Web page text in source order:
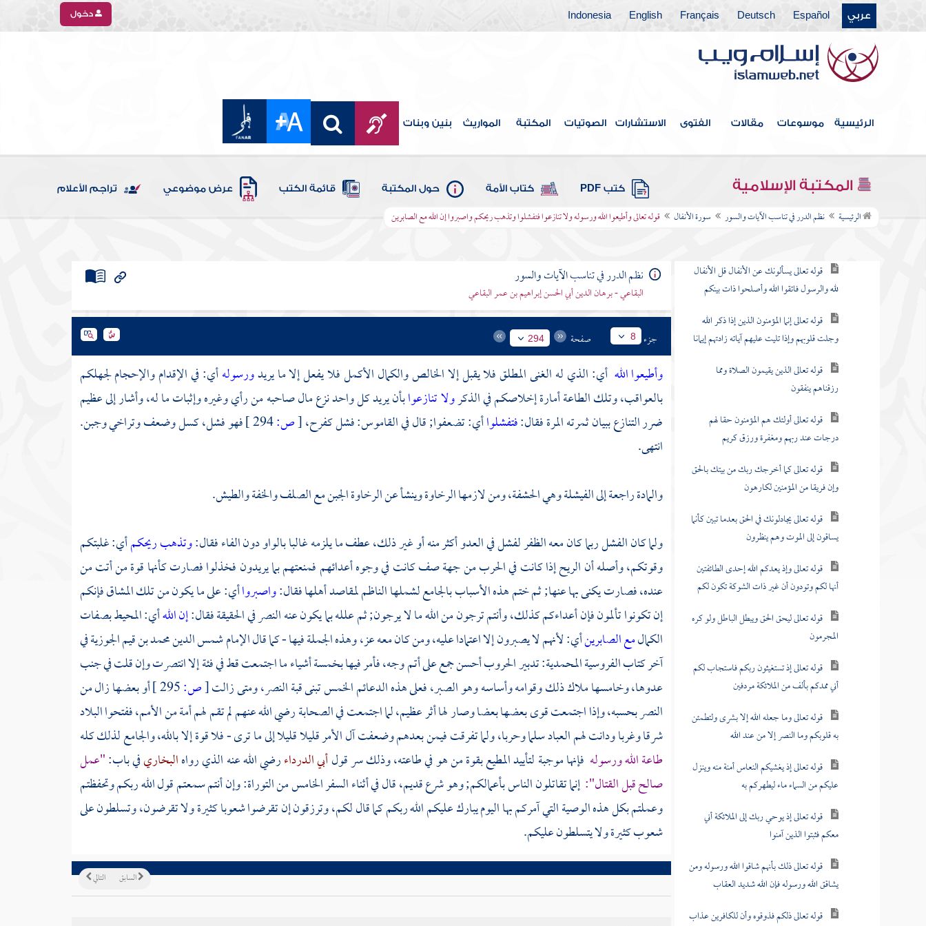
عربي Español
Deutsch
Français
English
Indonesia دخول
الرئيسية موسوعات مقالات الفتوى الاستشارات الصوتيات المكتبة المواريث بنين وبنات
المكتبة الإسلامية كتب PDF كتاب الأمة حول المكتبة قائمة الكتب عرض موضوعي تراجم الأعلام
الرئيسية نظم الدرر في تناسب الآيات والسور سورة الأنفال قوله تعالى وأطيعوا الله ورسوله ولا تنازعوا فتفشلوا وتذهب ريحكم واصبروا إن الله مع الصابرين
سورة البقرة
سورة آل عمران
سورة النساء
سورة " المائدة
سورة الأنعام
سورة الأعراف
سورة الأنفال
قوله تعالى يسألونك عن الأنفال قل الأنفال
لله والرسول فاتقوا الله وأصلحوا ذات بينكم
قوله تعالى إنما المؤمنون الذين إذا ذكر الله
وجلت قلوبهم وإذا تليت عليهم آياته زادتهم إيمانا
قوله تعالى الذين يقيمون الصلاة ومما
رزقناهم ينفقون
قوله تعالى أولئك هم المؤمنون حقا لهم
درجات عند ربهم ومغفرة ورزق كريم
قوله تعالى كما أخرجك ربك من بيتك بالحق
وإن فريقا من المؤمنين لكارهون
قوله تعالى يجادلونك في الحق بعدما تبين كأنما
يساقون إلى الموت وهم ينظرون
قوله تعالى وإذ يعدكم الله إحدى الطائفتين
أنها لكم وتودون أن غير ذات الشوكة تكون لكم
قوله تعالى ليحق الحق ويبطل الباطل ولو كره
المجرمون
قوله تعالى إذ تستغيثون ربكم فاستجاب لكم
أني ممدكم بألف من الملائكة مردفين
قوله تعالى وما جعله الله إلا بشرى ولتطمئن
به قلوبكم وما النصر إلا من عند الله
قوله تعالى إذ يغشيكم النعاس أمنة منه وينزل
عليكم من السماء ماء ليطهركم به
قوله تعالى إذ يوحي ربك إلى الملائكة أني
معكم فثبتوا الذين آمنوا
قوله تعالى ذلك بأنهم شاقوا الله ورسوله ومن
يشاقق الله ورسوله فإن الله شديد العقاب
قوله تعالى ذلكم فذوقوه وأن للكافرين عذاب
نظم الدرر في تناسب الآيات والسور
البقاعي - برهان الدين أبي الحسن إبراهيم بن عمر البقاعي
جزء 8 صفحة 294
وأطيعوا الله أي: الذي له الغنى المطلق فلا يقبل إلا الخالص والكمال الأكمل فلا يفعل إلا ما يريدورسولهأي: في الإقدام والإحجام لجهلكم
بالعواقب، وتلك الطاعة أمارة إخلاصكم في الذكرولا تنازعوابأن يريد كل واحد نزع مال صاحبه من رأي وغيره وإثبات ما له، وأشار إلى عظيم
ضرر التنازع ببيان ثمرته المرة فقال:فتفشلواأي: تضعفوا; قال في القاموس: فشل كفرح،[ص:
فهو فشل، كسل وضعف وتراخي وجبن.
انتهى.
والمادة راجعة إلى الفيشلة وهي الحشفة، ومن لازمها الرخاوة وينشأ عن الرخاوة الجبن مع الصلف والخفة والطيش.
ولما كان الفشل ربما كان معه الظفر لفشل في العدو أكثر منه أو غير ذلك، عطف ما يلزمه غالبا بالواو دون الفاء فقال:وتذهب ريحكمأي: غلبتكم
وقوتكم، وأصله أن الريح إذا كانت في الحرب من جهة صف كانت في وجوه أعدائهم فمنعتهم بما يريدون فخذلوا فصارت كأنها قوة من أتت من
عنده، فصارت يكنى بها عنها; ثم ختم هذه الأسباب بالجامع لشملها الناظم لمقاصد أهلها فقال:واصبرواأي: على ما يكون من تلك المشاق فإنكم
إن تكونوا تألمون فإن أعداءكم كذلك، وأنتم ترجون من الله ما لا يرجون; ثم علله بما يكون عنه النصر في الحقيقة فقال:إن اللهأي: المحيط بصفات
الكمالمع الصابرينأي: لأنهم لا يصبرون إلا اعتمادا عليه، ومن كان معه عز، وهذه الجملة فيها - كما قالالإمام شمس الدين محمد بن قيم الجوزيةفي
آخر كتاب الفروسية المحمدية: تدبير الحروب أحسن جمع على أتم وجه، فأمر فيها بخمسة أشياء ما اجتمعت قط في فئة إلا انتصرت وإن قلت في جنب
عدوها، وخامسها ملاك ذلك وقوامه وأساسه وهو الصبر، فعلى هذه الدعائم الخمس تبنى قبة النصر، ومتى زالت[ص:
أو بعضها زال من
النصر بحسبه، وإذا اجتمعت قوى بعضها بعضا وصار لها أثر عظيم، لما اجتمعت في الصحابة رضي الله عنهم لم تقم لهم أمة من الأمم، ففتحوا البلاد
شرقا وغربا ودانت لهم العباد سلما وحربا، ولما تفرقت فيمن بعدهم وضعفت آل الأمر قليلا قليلا إلى ما ترى - فلا قوة إلا بالله، والجامع لذلك كله
طاعة الله ورسوله فإنها موجبة لتأييد المطيع بقوة من هو في طاعته، وذلك سر قولأبي الدرداءرضي الله عنه الذي رواهالبخاريفي باب:"عمل
صالح قبل القتال": إنما تقاتلون الناس بأعمالكم; وهو شرع قديم، قال في أثناء السفر الخامس من التوراة: وإن أنتم سمعتم قول الله ربكم وتحفظتم
وعملتم بكل هذه الوصية التي آمركم بها اليوم يبارك عليكم الله ربكم كما قال لكم، وترزقون إن تقرضوا شعوبا كثيرة ولا تقرضون، وتسلطون على
شعوب كثيرة ولا يتسلطون عليكم.
التالي السابق